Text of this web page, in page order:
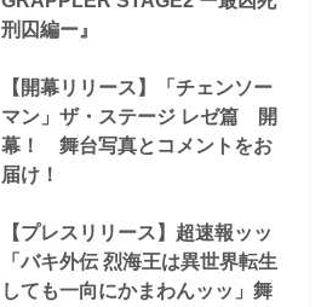
刑囚編ー』
【開幕リリース】「チェンソー
マン」ザ・ステージ レゼ篇 開
幕！ 舞台写真とコメントをお
届け！
【プレスリリース】超速報ッッ
「バキ外伝 烈海王は異世界転生
しても一向にかまわんッッ」舞